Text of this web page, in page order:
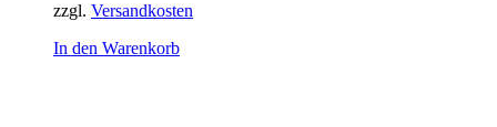
zzgl. Versandkosten
In den Warenkorb